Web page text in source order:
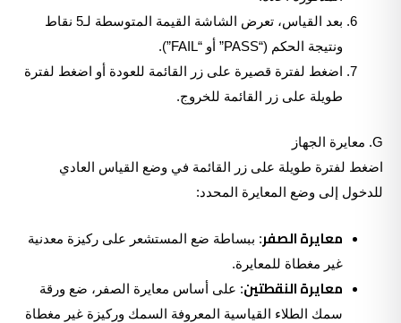
بعد القياس، تعرض الشاشة القيمة المتوسطة لـ5 نقاط
ونتيجة الحكم (“PASS” أو “FAIL”).
اضغط لفترة قصيرة على زر القائمة للعودة أو اضغط لفترة
طويلة على زر القائمة للخروج.
G. معايرة الجهاز
اضغط لفترة طويلة على زر القائمة في وضع القياس العادي
للدخول إلى وضع المعايرة المحدد:
معايرة الصفر: ببساطة ضع المستشعر على ركيزة معدنية
غير مغطاة للمعايرة.
معايرة النقطتين: على أساس معايرة الصفر، ضع ورقة
سمك الطلاء القياسية المعروفة السمك وركيزة غير مغطاة